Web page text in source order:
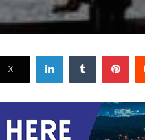
X
LinkedInTumblr